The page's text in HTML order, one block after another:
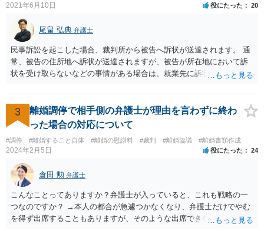
2021年6月10日 役にたった 20
尾畠 弘典 弁護士
民事訴訟を起こした場合、裁判所から被告へ訴状が送達されます。 通
常、被告の住所地へ訴状が送達されますが、被告が所在地において訴
状を受け取らないなどの事情がある場合は、就業先に訴状が送達され
題となっているケースや、目撃者として就業先の従業員がおり、目撃
者に証言してもらうことが必要になるケースなどでは、裁判の追行
上、就業先に協力を仰がなければならない場合や、就業先の従業員に
協力を仰がなければならない場合があります。 また、仮に訴訟におい
ていくらかの賠償が認められたとして、被告がこれを任意に支払わな
い場合は、強制執行を申し立てることで債権の回収を図ることができ
ます。 例えば、被告の給料を差し押さえる場合には、裁判所から被告
の就業先に文書が送付されますので、訴訟が起こったことを事後的に
就業先が覚知することになります。 警察への被害届の提出というの
は、必須ではありません。 ただ、当然ながら強制わいせつを行ったこ
との証拠がなければ、民事訴訟で勝訴することはできません。
3
離婚調停で相手側の弁護士が理由を言わずに終わ
った場合の対応について
#調停 #離婚すること自体 #離婚の慰謝料 #裁判 #離婚協議 #離婚書類作成
2024年2月5日 役にたった 24
倉田 勲 弁護士
こんなことってありますか？弁護士が入っていると、これも戦略の一
つなのですか？ →本人の都合が急遽つかなくなり、弁護士だけでやむ
を得ず出席することもありますが、そのような出席できない理由がな